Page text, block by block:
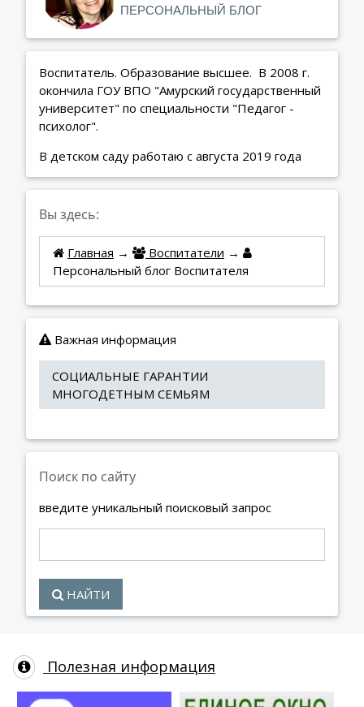
ПЕРСОНАЛЬНЫЙ БЛОГ
Воспитатель. Образование высшее. В 2008 г.
окончила ГОУ ВПО "Амурский государственный
университет" по специальности "Педагог -
психолог".
В детском саду работаю с августа 2019 года
Вы здесь:
Главная → Воспитатели →
Персональный блог Воспитателя
Важная информация
СОЦИАЛЬНЫЕ ГАРАНТИИ
МНОГОДЕТНЫМ СЕМЬЯМ
Поиск по сайту
введите уникальный поисковый запрос
НАЙТИ
Полезная информация